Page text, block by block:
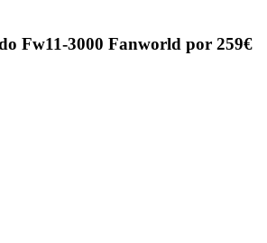
Fw11-3000 Fanworld por 259€